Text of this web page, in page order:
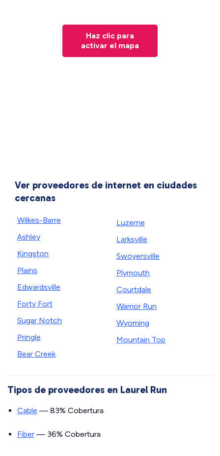
Haz clic para
activar el mapa
Ver proveedores de internet en ciudades
cercanas
Wilkes-Barre
Ashley
Kingston
Plains
Edwardsville
Forty Fort
Sugar Notch
Pringle
Bear Creek
Luzerne
Larksville
Swoyersville
Plymouth
Courtdale
Warrior Run
Wyoming
Mountain Top
Tipos de proveedores en Laurel Run
Cable — 83% Cobertura
Fiber — 36% Cobertura